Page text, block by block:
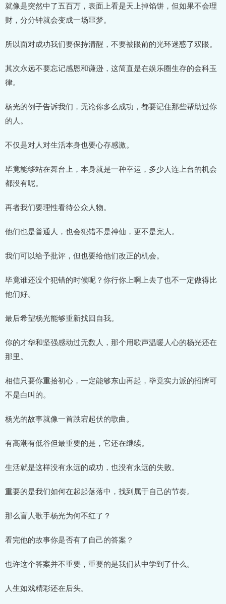
就像是突然中了五百万，表面上看是天上掉馅饼，但如果不会理
财，分分钟就会变成一场噩梦。
所以面对成功我们要保持清醒，不要被眼前的光环迷惑了双眼。
其次永远不要忘记感恩和谦逊，这简直是在娱乐圈生存的金科玉
律。
杨光的例子告诉我们，无论你多么成功，都要记住那些帮助过你
的人。
不仅是对人对生活本身也要心存感激。
毕竟能够站在舞台上，本身就是一种幸运，多少人连上台的机会
都没有呢。
再者我们要理性看待公众人物。
他们也是普通人，也会犯错不是神仙，更不是完人。
我们可以给予批评，但也要给他们改正的机会。
毕竟谁还没个犯错的时候呢？你行你上啊上去了也不一定做得比
他们好。
最后希望杨光能够重新找回自我。
你的才华和坚强感动过无数人，那个用歌声温暖人心的杨光还在
那里。
相信只要你重拾初心，一定能够东山再起，毕竟实力派的招牌可
不是白叫的。
杨光的故事就像一首跌宕起伏的歌曲。
有高潮有低谷但最重要的是，它还在继续。
生活就是这样没有永远的成功，也没有永远的失败。
重要的是我们如何在起起落落中，找到属于自己的节奏。
那么盲人歌手杨光为何不红了？
看完他的故事你是否有了自己的答案？
也许这个答案并不重要，重要的是我们从中学到了什么。
人生如戏精彩还在后头。